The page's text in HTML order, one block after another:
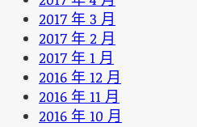
2017 年 3 月
2017 年 2 月
2017 年 1 月
2016 年 12 月
2016 年 11 月
2016 年 10 月